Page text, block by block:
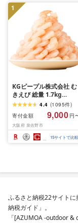
1
KGピープル株式会社 む
きえび 総量 1.7kg
(850g×2P) 特大 5Lサイ
ズ バナメイエビ バラ凍
結 下処理不要 サイズ不
揃い 訳あり
4.4 (1095件)
寄付金額
9,000 円
大阪府 泉佐野市
15サイトで比較
ふるさと納税22サイト
納税ガイド」。
「[AZUMOA -outdoor